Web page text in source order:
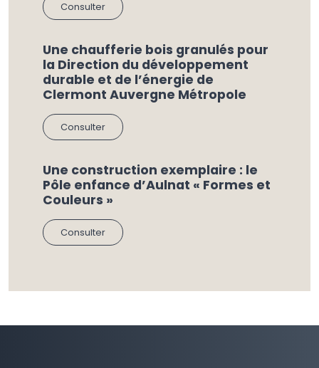
Consulter
Une chaufferie bois granulés pour
la Direction du développement
durable et de l’énergie de
Clermont Auvergne Métropole
Consulter
Une construction exemplaire : le
Pôle enfance d’Aulnat « Formes et
Couleurs »
Consulter